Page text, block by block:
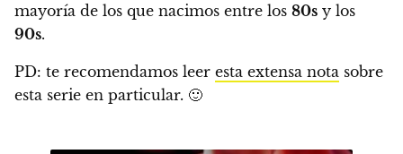
mayoría de los que nacimos entre los 80s y los
90s.
PD: te recomendamos leer esta extensa nota sobre
esta serie en particular. 🙂